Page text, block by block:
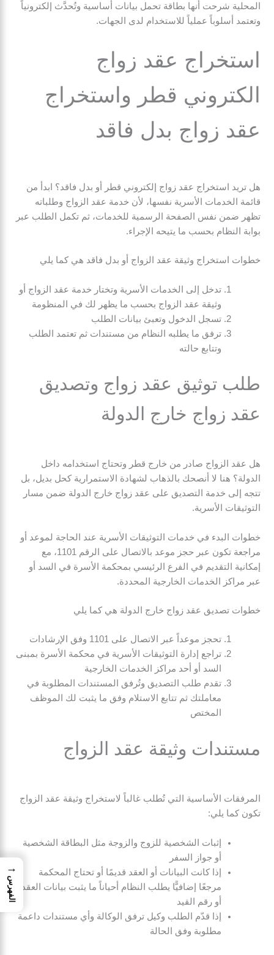
المحلية شرحت أنها بطاقة تحمل بيانات أساسية وتُحدَّث إلكترونياً
وتعتمد أسلوباً عملياً للاستخدام لدى الجهات.
استخراج عقد زواج
الكتروني قطر واستخراج
عقد زواج بدل فاقد
هل تريد استخراج عقد زواج إلكتروني قطر أو بدل فاقد؟ ابدأ من
قائمة الخدمات الأسرية نفسها، لأن خدمة عقد الزواج وطلباته
تظهر ضمن نفس الصفحة الرسمية للخدمات، ثم تكمل الطلب عبر
بوابة النظام بحسب ما يتيحه الإجراء.
خطوات استخراج وثيقة عقد الزواج أو بدل فاقد هي كما يلي
تدخل إلى الخدمات الأسرية وتختار خدمة عقد الزواج أو
وثيقة عقد الزواج بحسب ما يظهر لك في المنظومة
تسجل الدخول وتعبئ بيانات الطلب
ترفق ما يطلبه النظام من مستندات ثم تعتمد الطلب
وتتابع حالته
طلب توثيق عقد زواج وتصديق
عقد زواج خارج الدولة
هل عقد الزواج صادر من خارج قطر وتحتاج استخدامه داخل
الدولة؟ هنا لا أنصحك بالذهاب لشهادة الاستمرارية كحل بديل، بل
تتجه إلى خدمة التصديق على عقد زواج خارج الدولة ضمن مسار
التوثيقات الأسرية.
خطوات البدء في خدمات التوثيقات الأسرية عند الحاجة لموعد أو
مراجعة تكون عبر حجز موعد بالاتصال على الرقم 1101، مع
إمكانية التقديم في الفرع الرئيسي بمحكمة الأسرة في السد أو
عبر مراكز الخدمات الخارجية المحددة.
خطوات تصديق عقد زواج خارج الدولة هي كما يلي
تحجز موعداً عبر الاتصال على 1101 وفق الإرشادات
تراجع إدارة التوثيقات الأسرية في محكمة الأسرة بمبنى
السد أو أحد مراكز الخدمات الخارجية
تقدم طلب التصديق وتُرفق المستندات المطلوبة في
معاملتك ثم تتابع الاستلام وفق ما يثبت لك الموظف
المختص
مستندات وثيقة عقد الزواج
المرفقات الأساسية التي تُطلب غالباً لاستخراج وثيقة عقد الزواج
تكون كما يلي:
إثبات الشخصية للزوج والزوجة مثل البطاقة الشخصية
أو جواز السفر
إذا كانت البيانات أو العقد قديمًا أو تحتاج المحكمة
مرجعًا إضافيًّا يطلب النظام أحياناً ما يثبت بيانات العقد
أو رقم القيد
إذا قدّم الطلب وكيل ترفق الوكالة وأي مستندات داعمة
مطلوبة وفق الحالة
→
الفهرس